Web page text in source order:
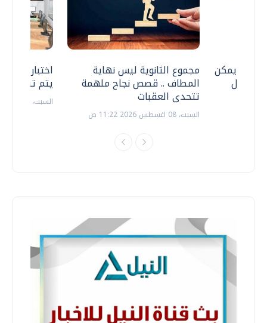
اختبارات
يتم
السبت، 18 يوليو 2026 09:22 ص
مجموع الثانوية ليس نهاية
المطاف .. قصص نجاح ملهمة
تتحدى العقبات
السبت، 08 اغسطس 2026 11:22 ص
.. هل يمكن
نتعامل